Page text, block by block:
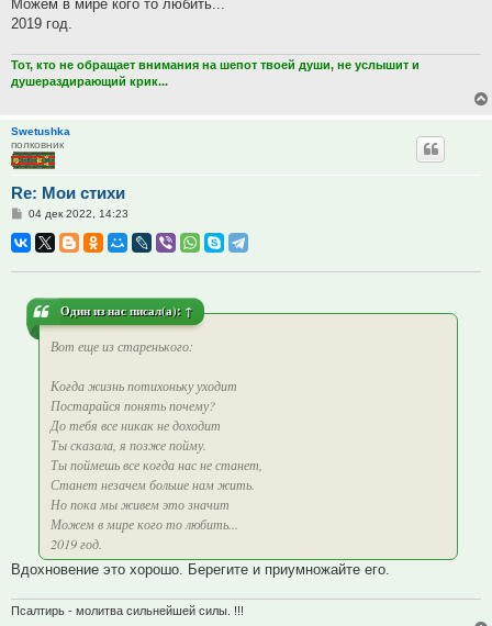
Можем в мире кого то любить...
2019 год.
Тот, кто не обращает внимания на шепот твоей души, не услышит и
душераздирающий крик...
Swetushka
полковник
Re: Мои стихи
Сообщение
04 дек 2022, 14:23
Один из насписал(а): ↑
Вот еще из старенького:
Когда жизнь потихоньку уходит
Постарайся понять почему?
До тебя все никак не доходит
Ты сказала, я позже пойму.
Ты поймешь все когда нас не станет,
Станет незачем больше нам жить.
Но пока мы живем это значит
Можем в мире кого то любить...
2019 год.
Вдохновение это хорошо. Берегите и приумножайте его.
Псалтирь - молитва сильнейшей силы. !!!